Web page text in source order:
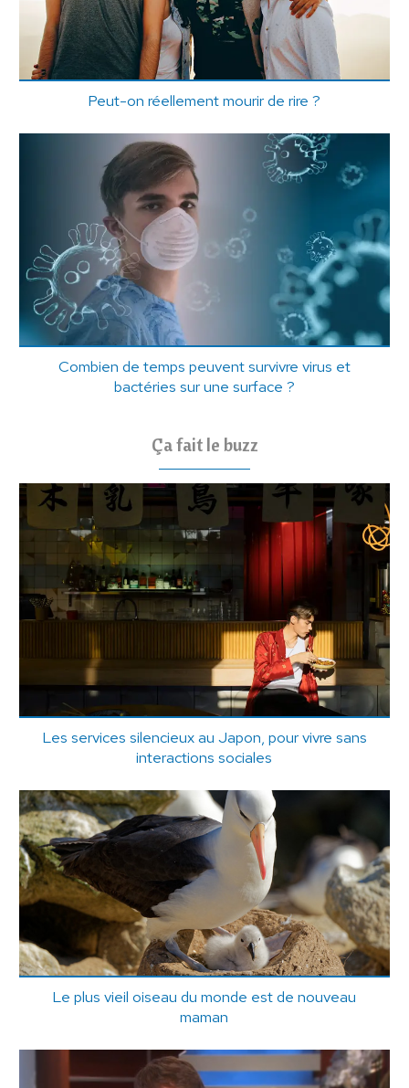
Peut-on réellement mourir de rire ?
Combien de temps peuvent survivre virus et
bactéries sur une surface ?
Ça fait le buzz
Les services silencieux au Japon, pour vivre sans
interactions sociales
Le plus vieil oiseau du monde est de nouveau
maman